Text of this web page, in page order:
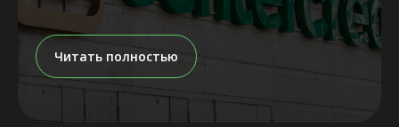
Читать полностью